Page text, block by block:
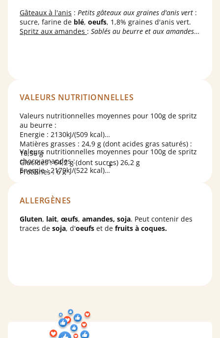
Gâteaux à l'anis : Petits gâteaux aux graines d'anis vert :
sucre, farine de blé, oeufs, 1,8% graines d'anis vert.
Spritz aux amandes : Sablés au beurre et aux amandes:
disodique, carbonate acide de sodium).
deblé, 26% fourrage framboise pépin (sucre, 9,1%
framboise, pommes, gélifiant: pectine; correcteurs
d'acidité: E330, E331; arôme, conservateur: E202),
beurre (lait), sucre,amandes, eau, arôme vanille,
poudres à lever (diphosphate disodique, carbonate
acide de sodium), sel.
VALEURS NUTRITIONNELLES
Valeurs nutritionnelles moyennes pour 100g de spritz
au beurre :
Energie : 2130kJ/(509 kcal)
Matières grasses : 24,9 g (dont acides gras saturés) :
16,56 g
Glucides : 64,2 g (dont sucres) 26,2 g
Protéines : 6 g
Valeurs nutritionnelles moyennes pour 100g de spritz
choco amandes :
Energie : 2179kJ/(522 kcal)
Glucides : 51 g (dont sucres) 24,2 g
Sel : 0,0948 g
ALLERGÈNES
Gluten, lait, œufs, amandes, soja. Peut contenir des
traces de soja, d'oeufs et de fruits à coques.